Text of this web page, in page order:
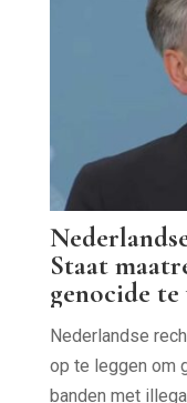
Staat
genocide
Nederlandse
op te leggen om
banden met